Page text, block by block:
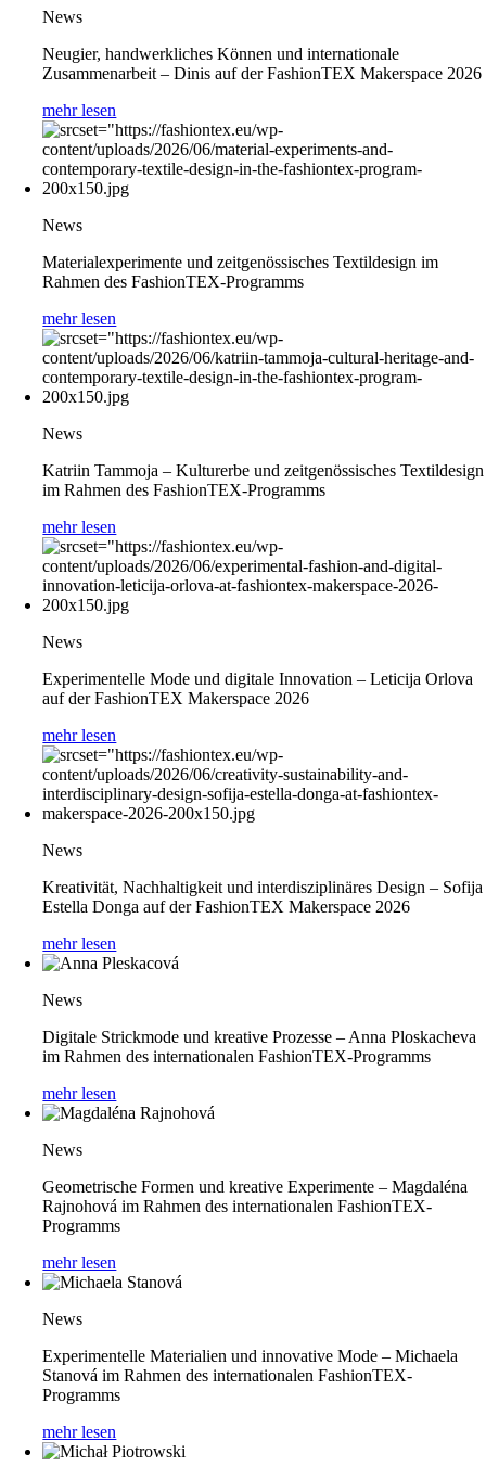
News
Neugier, handwerkliches Können und internationale
Zusammenarbeit – Dinis auf der FashionTEX Makerspace 2026
mehr lesen
News
Materialexperimente und zeitgenössisches Textildesign im
Rahmen des FashionTEX-Programms
mehr lesen
News
Katriin Tammoja – Kulturerbe und zeitgenössisches Textildesign
im Rahmen des FashionTEX-Programms
mehr lesen
News
Experimentelle Mode und digitale Innovation – Leticija Orlova
auf der FashionTEX Makerspace 2026
mehr lesen
News
Kreativität, Nachhaltigkeit und interdisziplinäres Design – Sofija
Estella Donga auf der FashionTEX Makerspace 2026
mehr lesen
News
Digitale Strickmode und kreative Prozesse – Anna Ploskacheva
im Rahmen des internationalen FashionTEX-Programms
mehr lesen
News
Geometrische Formen und kreative Experimente – Magdaléna
Rajnohová im Rahmen des internationalen FashionTEX-
Programms
mehr lesen
News
Experimentelle Materialien und innovative Mode – Michaela
Stanová im Rahmen des internationalen FashionTEX-
Programms
mehr lesen